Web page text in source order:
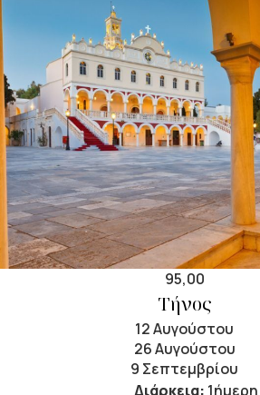
95,00
Τήνος
12 Αυγούστου
26 Αυγούστου
9 Σεπτεμβρίου
Διάρκεια: 1ήμερη